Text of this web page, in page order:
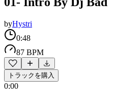
byHystri
0:48
87 BPM
トラックを購入
0:00